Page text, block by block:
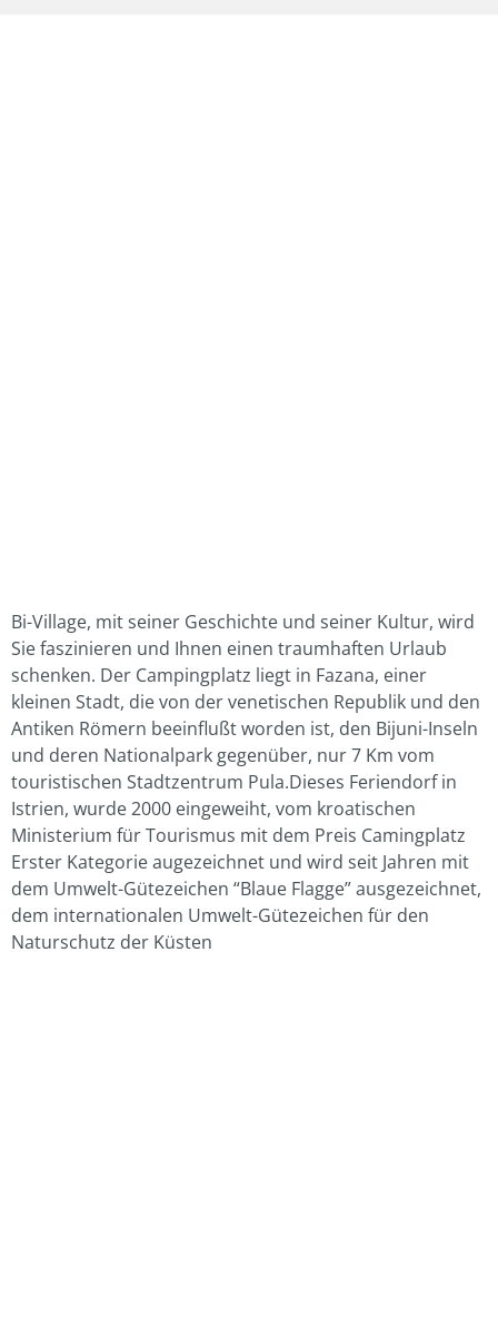
Bi-Village, mit seiner Geschichte und seiner Kultur, wird
Sie faszinieren und Ihnen einen traumhaften Urlaub
schenken. Der Campingplatz liegt in Fazana, einer
kleinen Stadt, die von der venetischen Republik und den
Antiken Römern beeinflußt worden ist, den Bijuni-Inseln
und deren Nationalpark gegenüber, nur 7 Km vom
touristischen Stadtzentrum Pula.Dieses Feriendorf in
Istrien, wurde 2000 eingeweiht, vom kroatischen
Ministerium für Tourismus mit dem Preis Camingplatz
Erster Kategorie augezeichnet und wird seit Jahren mit
dem Umwelt-Gütezeichen “Blaue Flagge” ausgezeichnet,
dem internationalen Umwelt-Gütezeichen für den
Naturschutz der Küsten